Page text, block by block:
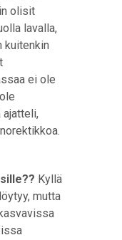
olisit
lavalla,
kuitenkin
ei ole
ajatteli,
Kyllä
mutta